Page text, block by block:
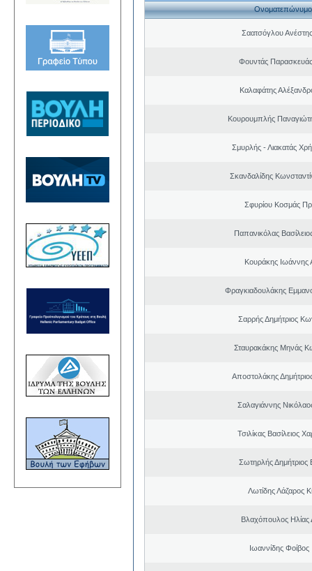
Ονοματεπώνυμο
Σαατσόγλου
Φουντάς
Καλαφάτης
Κουρουμπλής
Σμυρλής - Λιακατάς
Σκανδαλίδης
Σφυρίου Κοσμάς
Παπανικόλας
Κουράκης Ιωάννης
Φραγκιαδουλάκης
Σαρρής Δημήτριος
Σταυρακάκης Μηνάς
Αποστολάκης
Σαλαγιάννης
Τσιλίκας Βασίλειος
Σωτηρλής Δημήτριος
Λωτίδης Λάζαρος
Βλαχόπουλος Ηλίας
Ιωαννίδης